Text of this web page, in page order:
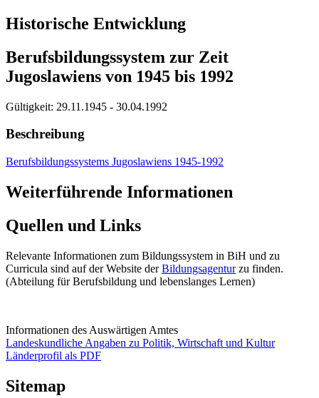
Historische Entwicklung
Berufsbildungssystem zur Zeit
Jugoslawiens von 1945 bis 1992
Gültigkeit: 29.11.1945 - 30.04.1992
Beschreibung
Berufsbildungssystems Jugoslawiens 1945-1992
Weiterführende Informationen
Quellen und Links
Relevante Informationen zum Bildungssystem in BiH und zu
Curricula sind auf der Website derBildungsagenturzu finden.
(Abteilung für Berufsbildung und lebenslanges Lernen)
Informationen des Auswärtigen Amtes
Landeskundliche Angaben zu Politik, Wirtschaft und Kultur
Länderprofil als PDF
Sitemap